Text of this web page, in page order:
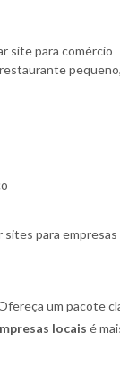
site para comércio
para
um pacote
locais é